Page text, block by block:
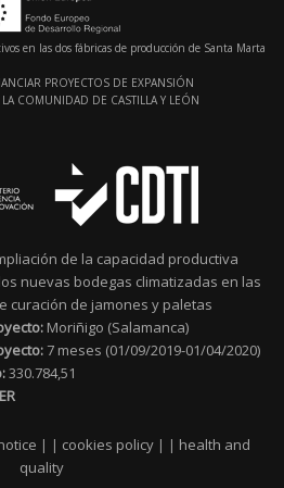
en las dos fábricas de producción de Santa Marta
PROYECTOS DE EXPANSIÓN
COMUNIDAD DE CASTILLA Y LEÓN
de la capacidad productiva
nuevas bodegas climatizadas en las
curación de jamones y paletas
Moriñigo (Salamanca)
7 meses (01/09/2019-01/04/2020)
330.784,51
| | cookies policy | | health and
quality